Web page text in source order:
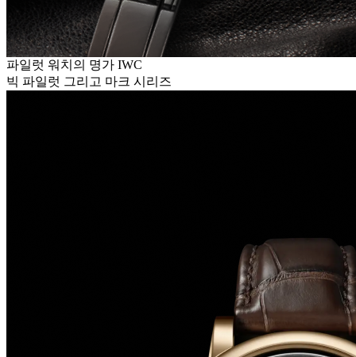
파일럿 워치의 명가 IWC
빅 파일럿 그리고 마크 시리즈